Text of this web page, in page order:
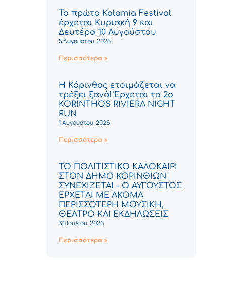
Το πρώτο Kalamia Festival
έρχεται Κυριακή 9 και
Δευτέρα 10 Αυγούστου
5 Αυγούστου, 2026
Περισσότερα »
Η Κόρινθος ετοιμάζεται να
τρέξει ξανά! Έρχεται το 2ο
KORINTHOS RIVIERA NIGHT
RUN
1 Αυγούστου, 2026
Περισσότερα »
ΤΟ ΠΟΛΙΤΙΣΤΙΚΟ ΚΑΛΟΚΑΙΡΙ
ΣΤΟΝ ΔΗΜΟ ΚΟΡΙΝΘΙΩΝ
ΣΥΝΕΧΙΖΕΤΑΙ - Ο ΑΥΓΟΥΣΤΟΣ
ΕΡΧΕΤΑΙ ΜΕ ΑΚΟΜΑ
ΠΕΡΙΣΣΟΤΕΡΗ ΜΟΥΣΙΚΗ,
ΘΕΑΤΡΟ ΚΑΙ ΕΚΔΗΛΩΣΕΙΣ
30 Ιουλίου, 2026
Περισσότερα »